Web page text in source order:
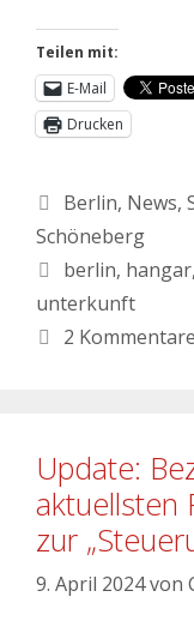
Teilen mit:
E-Mail
Drucken
Berlin, News,
Schöneberg
berlin, hangar,
unterkunft
2 Kommentare
Update:
aktuellsten
zur
9. April 2024von